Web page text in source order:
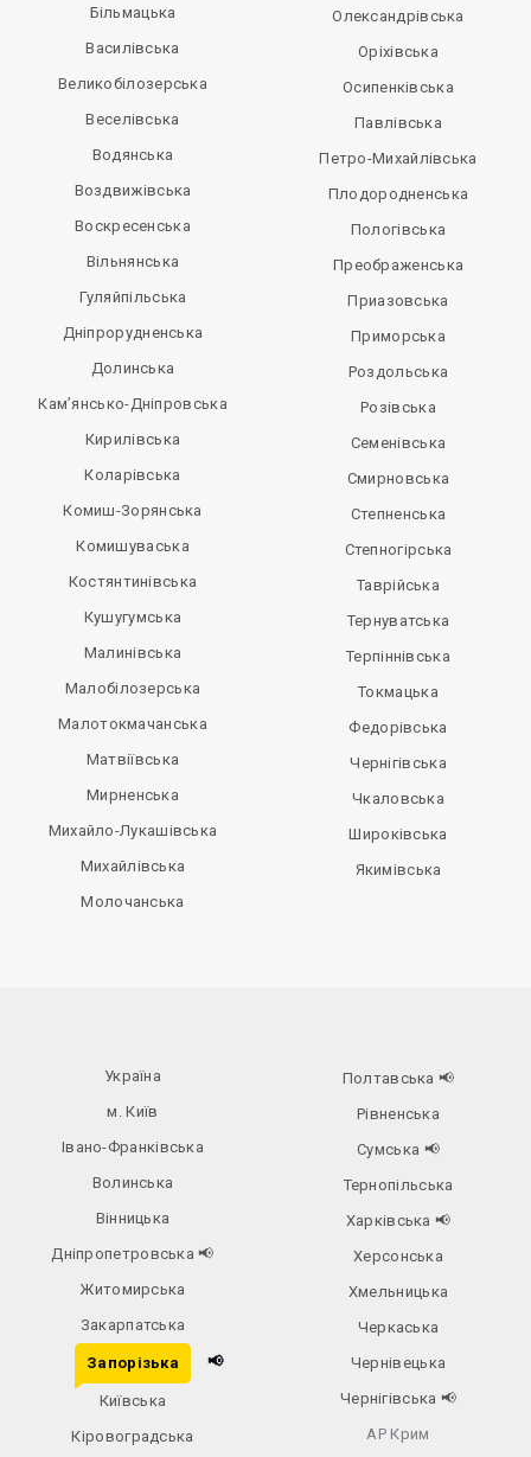
Більмацька
Василівська
Великобілозерська
Веселівська
Водянська
Воздвижівська
Воскресенська
Вільнянська
Гуляйпільська
Дніпрорудненська
Долинська
Кам’янсько-Дніпровська
Кирилівська
Коларівська
Комиш-Зорянська
Комишуваська
Костянтинівська
Кушугумська
Малинівська
Малобілозерська
Малотокмачанська
Матвіївська
Мирненська
Михайло-Лукашівська
Михайлівська
Молочанська
Олександрівська
Оріхівська
Осипенківська
Павлівська
Петро-Михайлівська
Плодородненська
Пологівська
Преображенська
Приазовська
Приморська
Роздольська
Розівська
Семенівська
Смирновська
Степненська
Степногірська
Таврійська
Тернуватська
Терпіннівська
Токмацька
Федорівська
Чернігівська
Чкаловська
Широківська
Якимівська
Україна
м. Київ
Івано-Франківська
Волинська
Вінницька
Дніпропетровська📢
Житомирська
Закарпатська
Запорізька 📢
Київська
Кіровоградська
Полтавська 📢
Рівненська
Сумська 📢
Тернопільська
Харківська 📢
Херсонська
Хмельницька
Черкаська
Чернівецька
Чернігівська 📢
АР Крим